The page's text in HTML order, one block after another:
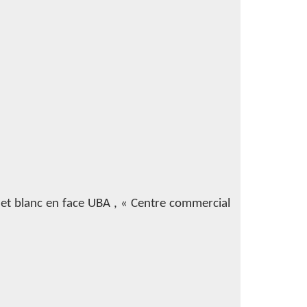
blanc en face UBA , « Centre commercial